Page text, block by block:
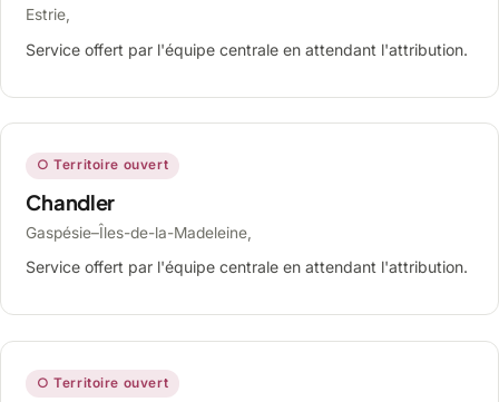
Estrie,
Service offert par l'équipe centrale en attendant l'attribution.
○ Territoire ouvert
Chandler
Gaspésie–Îles-de-la-Madeleine,
Service offert par l'équipe centrale en attendant l'attribution.
○ Territoire ouvert